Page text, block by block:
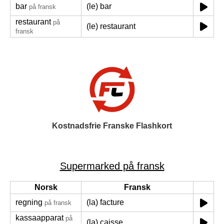
bar på fransk
(le) bar
restaurant på
fransk
(le) restaurant
Kostnadsfrie Franske Flashkort
Supermarked på fransk
Norsk
Fransk
regning på fransk
(la) facture
kassaapparat på
(la) caisse